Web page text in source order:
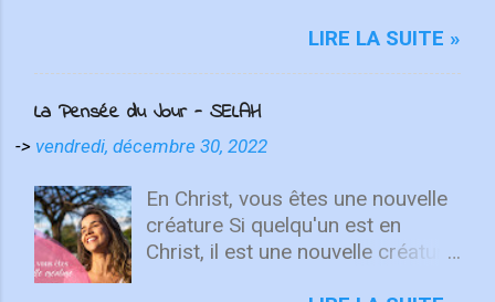
Quelle que soit la semaine que vous
une nouvelle chance de se détendre
et de se reposer en Lui. "Puisque
attachez vos cœurs aux choses
d'en haut, où Christ est assis à la
droite de Dieu. Ayez l'esprit sur les
choses d'en haut, non sur les
LIRE LA SUITE »
La Pensée du Jour - SELAH
-> vendredi, décembre 30, 2022
En Christ, vous êtes une nouvelle
créature Si quelqu'un est en
Christ, il est une nouvelle créature.